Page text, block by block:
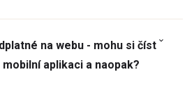
na webu - mohu si číst
aplikaci a naopak?